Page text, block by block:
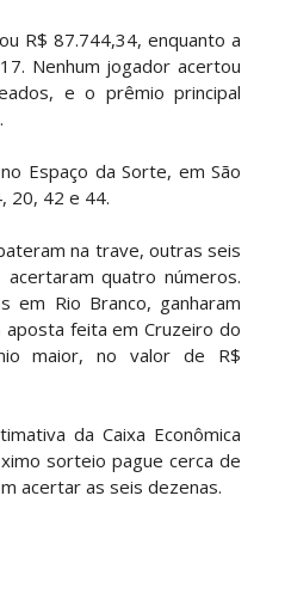
R$ 87.744,34, enquanto a
Nenhum jogador acertou
e o prêmio principal
Espaço da Sorte, em São
20, 42 e 44.
na trave, outras seis
quatro números.
em Rio Branco, ganharam
aposta feita em Cruzeiro do
maior, no valor de R$
da Caixa Econômica
sorteio pague cerca de
acertar as seis dezenas.